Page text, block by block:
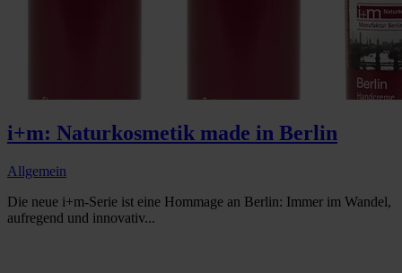
i+m: Naturkosmetik made in Berlin
Allgemein
Die neue i+m-Serie ist eine Hommage an Berlin: Immer im Wandel,
aufregend und innovativ...